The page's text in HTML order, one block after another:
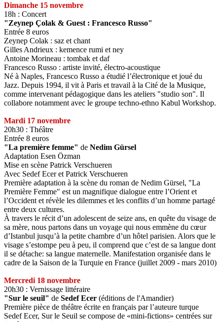
Dimanche 15 novembre
18h : Concert
"Zeynep Çolak & Guest : Francesco Russo"
Entrée 8 euros
Zeynep Colak : saz et chant
Gilles Andrieux : kemence rumi et ney
Antoine Morineau : tombak et daf
Francesco Russo : artiste invité, électro-acoustique
Né à Naples, Francesco Russo a étudié l’électronique et joué du
Jazz. Depuis 1994, il vit à Paris et travail à la Cité de la Musique,
comme intervenant pédagogique dans les ateliers "studio son". Il
collabore notamment avec le groupe techno-ethno Kabul Workshop.
Mardi 17 novembre
20h30 : Théâtre
Entrée 8 euros
"La première femme" de Nedim Gürsel
Adaptation Esen Özman
Mise en scène Patrick Verschueren
Avec Sedef Ecer et Patrick Verschueren
Première adaptation à la scène du roman de Nedim Gürsel, "La
Première Femme" est un magnifique dialogue entre l’Orient et
l’Occident et révèle les dilemmes et les conflits d’un homme partagé
entre deux cultures.
À travers le récit d’un adolescent de seize ans, en quête du visage de
sa mère, nous partons dans un voyage qui nous emmène du cœur
d’Istanbul jusqu’à la petite chambre d’un hôtel parisien. Alors que le
visage s’estompe peu à peu, il comprend que c’est de sa langue dont
il se détache: sa langue maternelle. Manifestation organisée dans le
cadre de la Saison de la Turquie en France (juillet 2009 - mars 2010)
Mercredi 18 novembre
20h30 : Vernissage littéraire
"Sur le seuil" de Sedef Ecer (éditions de l'Amandier)
Première pièce de théâtre écrite en français par l’auteure turque
Sedef Ecer, Sur le Seuil se compose de «mini-fictions» centrées sur